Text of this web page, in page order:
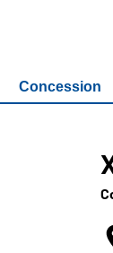
Concession